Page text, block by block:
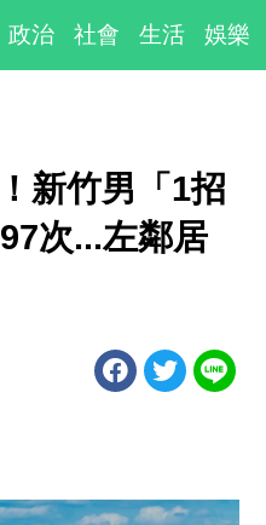
政治 社會 生活 娛樂
新竹男「1招
次...左鄰居